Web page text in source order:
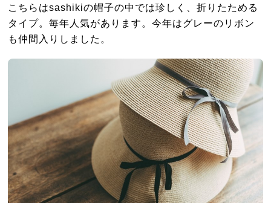
こちらはsashikiの帽子の中では珍しく、折りたためる
タイプ。毎年人気があります。今年はグレーのリボン
も仲間入りしました。